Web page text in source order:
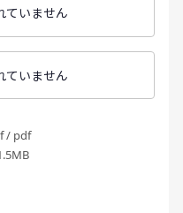
ていません
ていません
/ pdf